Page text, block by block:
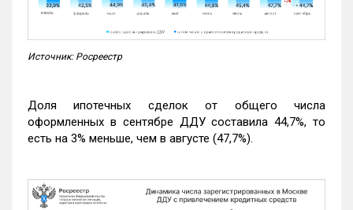
Источник: Росреестр
Доля ипотечных сделок от общего числа
оформленных в сентябре ДДУ составила 44,7%, то
есть на 3% меньше, чем в августе (47,7%).